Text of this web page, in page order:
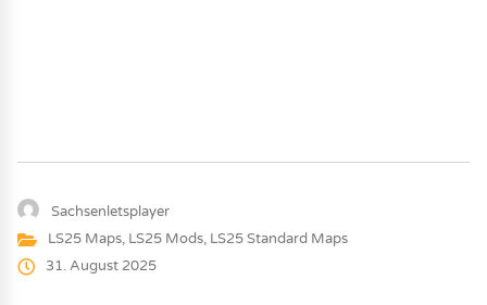
Sachsenletsplayer
LS25 Maps, LS25 Mods, LS25 Standard Maps
31. August 2025